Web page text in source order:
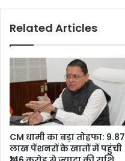
Related Articles
CM धामी का बड़ा तोहफा: 9.87
लाख पेंशनरों के खातों में पहुंची